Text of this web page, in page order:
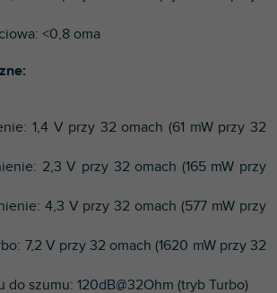
<0,8 oma
1,4 V przy 32 omach (61 mW przy 32
2,3 V przy 32 omach (165 mW przy
4,3 V przy 32 omach (577 mW przy
7,2 V przy 32 omach (1620 mW przy 32
do szumu: 120dB@32Ohm (tryb Turbo)